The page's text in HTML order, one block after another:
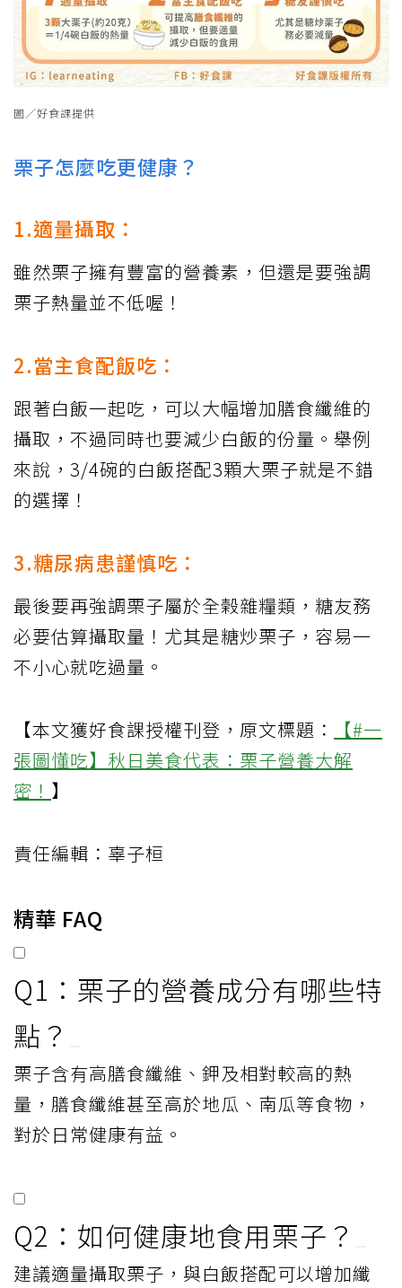
圖／好食課提供
栗子怎麼吃更健康？
1.適量攝取：
雖然栗子擁有豐富的營養素，但還是要強調
栗子熱量並不低喔！
2.當主食配飯吃：
跟著白飯一起吃，可以大幅增加膳食纖維的
攝取，不過同時也要減少白飯的份量。舉例
來說，3/4碗的白飯搭配3顆大栗子就是不錯
的選擇！
3.糖尿病患謹慎吃：
最後要再強調栗子屬於全榖雜糧類，糖友務
必要估算攝取量！尤其是糖炒栗子，容易一
不小心就吃過量。
【本文獲好食課授權刊登，原文標題：
【#一
張圖懂吃】秋日美食代表：栗子營養大解
密！ 】
責任編輯：辜子桓
精華 FAQ
Q1：栗子的營養成分有哪些特
點？
栗子含有高膳食纖維、鉀及相對較高的熱
量，膳食纖維甚至高於地瓜、南瓜等食物，
對於日常健康有益。
Q2：如何健康地食用栗子？
建議適量攝取栗子，與白飯搭配可以增加纖